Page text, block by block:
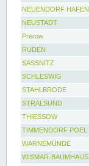
NEUENDORF HAFEN
NEUSTADT
Prerow
RUDEN
SASSNITZ
SCHLESWIG
STAHLBRODE
STRALSUND
THIESSOW
TIMMENDORF POEL
WARNEMÜNDE
WISMAR-BAUMHAUS